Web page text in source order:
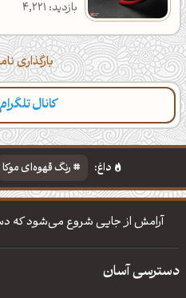
بازدید: 4,221
بارگذاری
کانال
داغ: رنگ قهوه‌ای موکا
دانلود والپیپر مذهبی
آرامش از جایی شروع می‌شود که
دسترسی آسان